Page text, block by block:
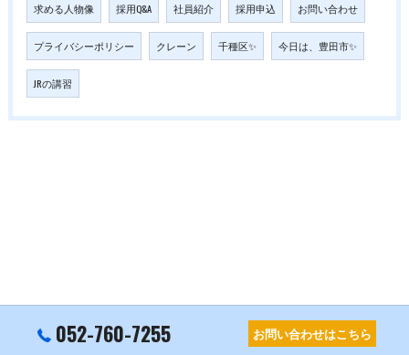
求める人物像 採用Q&A 社員紹介 採用申込 お問い合わせ
プライバシーポリシー クレーン 千種区✨ 今日は、豊田市✨
JRの講習
052-760-7255 お問い合わせはこちら